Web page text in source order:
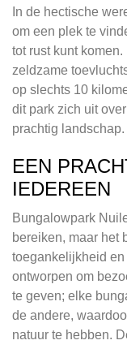
In de hectische
om een plek te
tot rust kunt
zeldzame
op slechts 10
dit park zich uit
prachtig landschap.
EEN
IEDEREEN
Bungalowpark
bereiken, maar het
toegankelijkheid
ontworpen om
te geven; elke
de andere,
natuur te hebben.